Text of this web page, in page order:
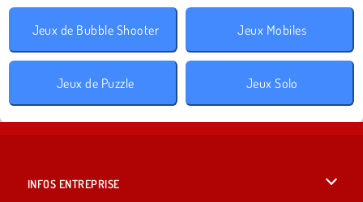
Jeux de Bubble Shooter Jeux Mobiles
Jeux de Puzzle Jeux Solo
INFOS ENTREPRISE